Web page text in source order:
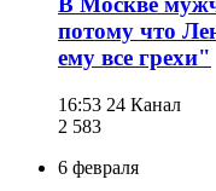
потому что
ему все грехи"
16:53 24 Канал
2 583
6 февраля